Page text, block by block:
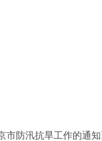
防汛抗旱工作的通